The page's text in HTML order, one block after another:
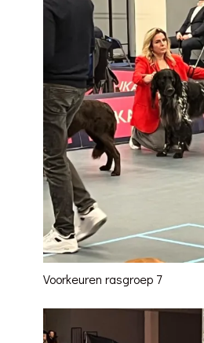
Voorkeuren rasgroep 7